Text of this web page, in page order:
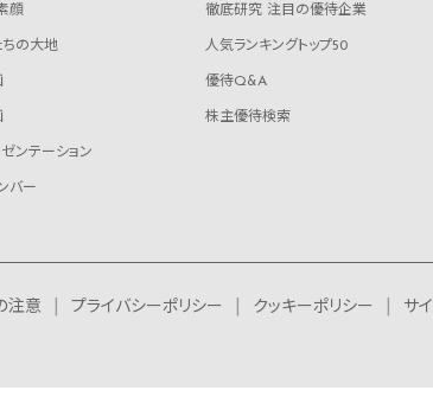
顔
の大地
ンテーション
バー
徹底研究 注目の優待企業
人気ランキングトップ50
優待Q&A
株主優待検索
注意 プライバシーポリシー クッキーポリシー
サ